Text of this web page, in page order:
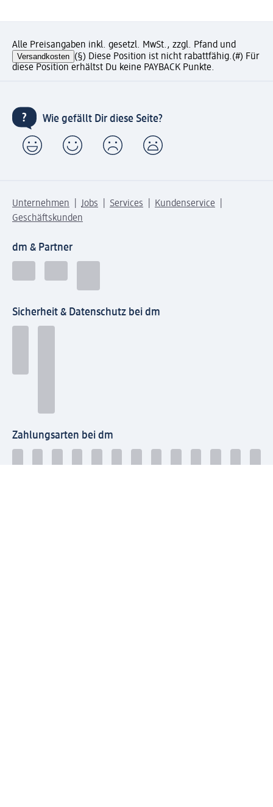
Alle Preisangaben inkl. gesetzl. MwSt., zzgl. Pfand und
Versandkosten (§) Diese Position ist nicht rabattfähig.(#) Für
diese Position erhältst Du keine PAYBACK Punkte.
Wie gefällt Dir diese Seite?
Unternehmen Jobs Services
Kundenservice
Geschäftskunden
dm & Partner
Sicherheit & Datenschutz bei dm
Zahlungsarten bei dm